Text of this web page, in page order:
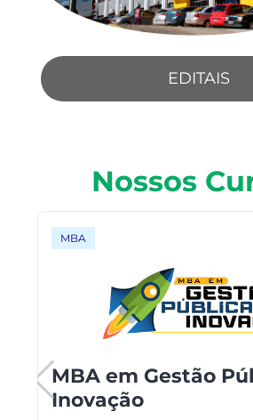
EDITAIS
Nossos
MBA
MBA em Gestão
Inovação